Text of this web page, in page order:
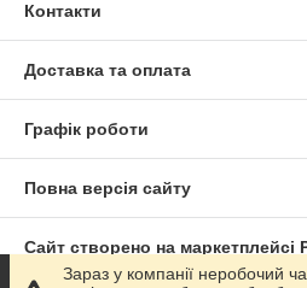
Контакти
Доставка та оплата
Графік роботи
Повна версія сайту
Сайт створено на маркетплейсі
Зараз у компанії неробочий